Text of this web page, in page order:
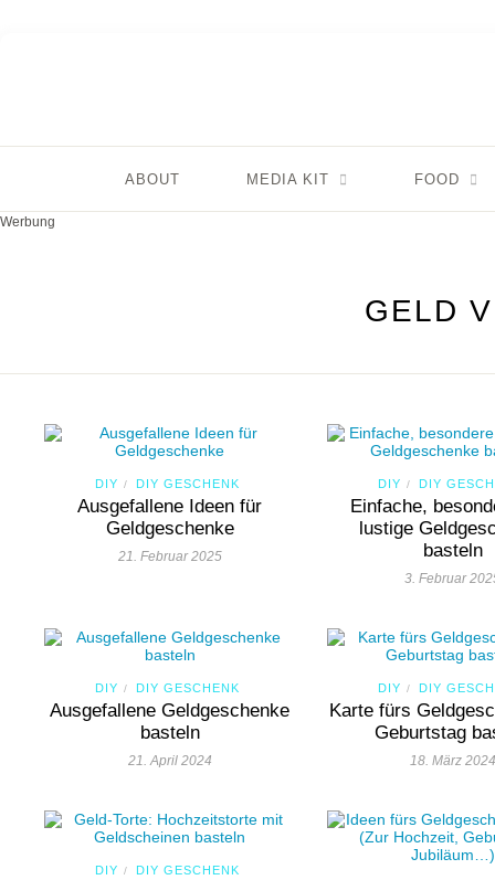
ABOUT MEDIA KIT FOOD
Werbung
GELD
DIY / DIY GESCHENK
Ausgefallene Ideen für
Geldgeschenke
21. Februar 2025
DIY / DIY
Einfache,
lustige
basteln
3. Februar
DIY / DIY GESCHENK
Ausgefallene Geldgeschenke
basteln
21. April 2024
DIY / DIY
Karte fürs
Geburtstag
18. März 2024
DIY / DIY GESCHENK